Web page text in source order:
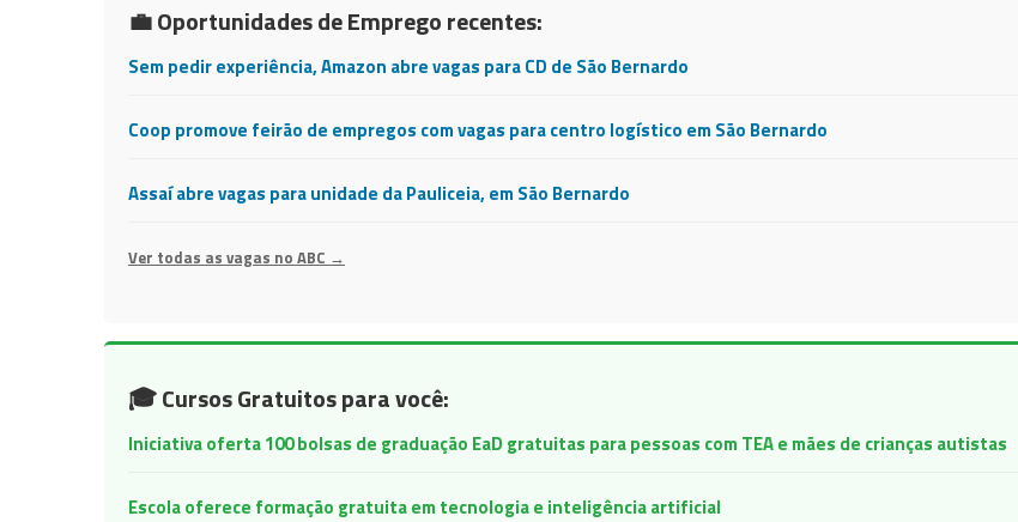
💼 Oportunidades de Emprego recentes:
Sem pedir experiência, Amazon abre vagas para CD de São Bernardo
Coop promove feirão de empregos com vagas para centro logístico em São Bernardo
Assaí abre vagas para unidade da Pauliceia, em São Bernardo
Ver todas as vagas no ABC →
🎓 Cursos Gratuitos para você:
Iniciativa oferta 100 bolsas de graduação EaD gratuitas para pessoas com TEA e mães de crianças autistas
Escola oferece formação gratuita em tecnologia e inteligência artificial